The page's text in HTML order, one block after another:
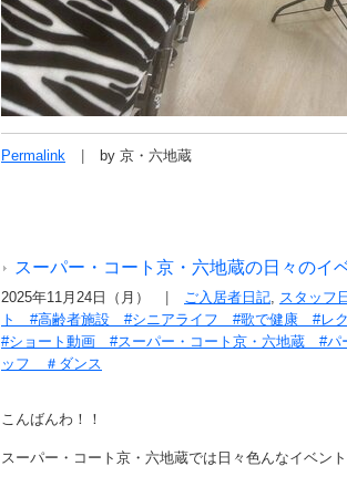
Permalink by 京・六地蔵
スーパー・コート京・六地蔵の日々のイ
2025年11月24日（月） ご入居者日記, スタッフ
ト #高齢者施設 #シニアライフ #歌で健康 #レ
#ショート動画 #スーパー・コート京・六地蔵 #パ
ッフ ＃ダンス
こんばんわ！！
スーパー・コート京・六地蔵では日々色んなイベン